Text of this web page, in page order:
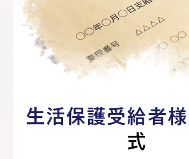
生活保護受給者様
式